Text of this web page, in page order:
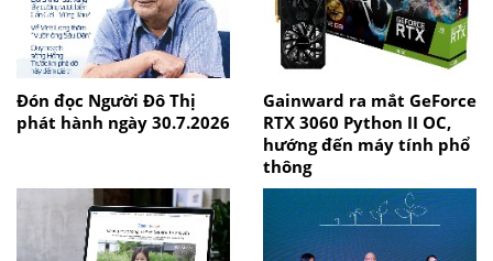
Đón đọc Người Đô Thị
phát hành ngày 30.7.2026
Gainward ra mắt GeForce
RTX 3060 Python II OC,
hướng đến máy tính phổ
thông